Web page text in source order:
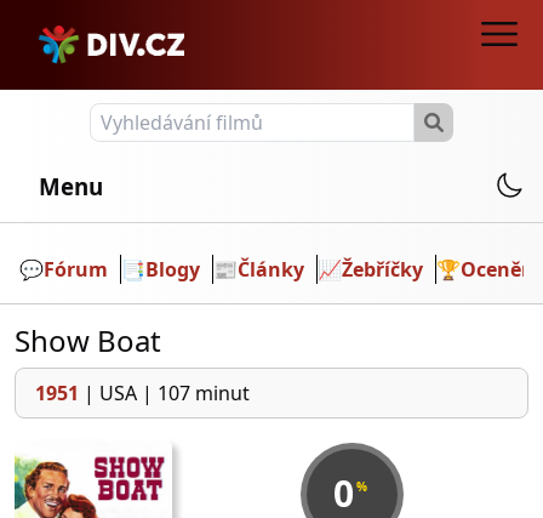
Menu
💬️Fórum 📑Blogy 📰Články 📈Žebříčky 🏆Ocenění
Show Boat
1951 | USA | 107 minut
0 %